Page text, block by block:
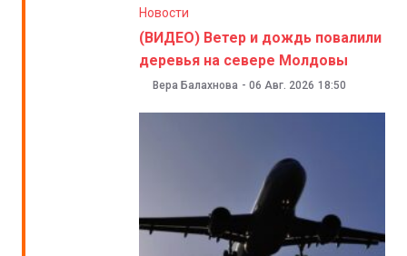
Новости
(ВИДЕО) Ветер и дождь повалили
деревья на севере Молдовы
Вера Балахнова - 06 Авг. 2026 18:50